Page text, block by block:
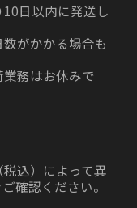
日以内に発送し
がかかる場合も
務はお休みで
込）によって異
確認ください。